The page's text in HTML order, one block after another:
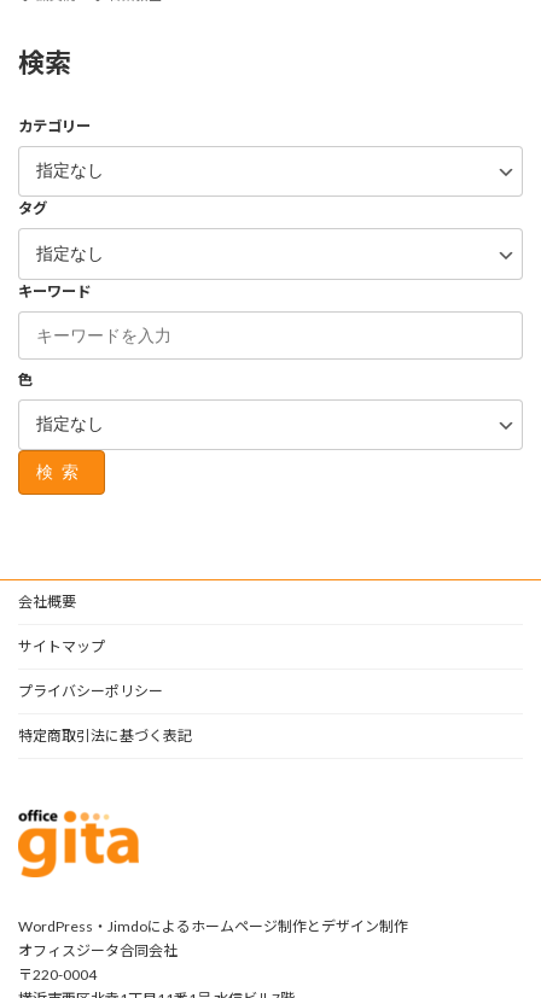
検索
カテゴリー
タグ
キーワード
色
検索
会社概要
サイトマップ
プライバシーポリシー
特定商取引法に基づく表記
WordPress・Jimdoによるホームページ制作とデザイン制作
オフィスジータ合同会社
〒220-0004